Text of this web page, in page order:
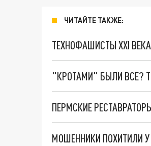
ЧИТАЙТЕ ТАКЖЕ:
ТЕХНОФАШИСТЫ XXI ВЕКА
"КРОТАМИ" БЫЛИ ВСЕ?
ПЕРМСКИЕ
МОШЕННИКИ ПОХИТИЛИ